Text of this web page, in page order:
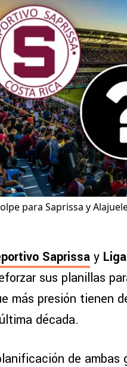
para Saprissa y
Saprissa y
sus planillas
más presión tienen
década.
de